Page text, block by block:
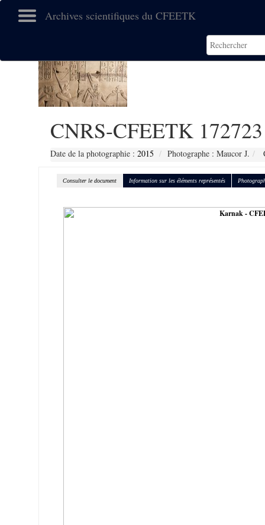
Archives scientifiques du CFEETK
CNRS-CFEETK 172723
Date de la photographie : 2015 Photographe : Maucor J.
Consulter le document Information sur les éléments représentés